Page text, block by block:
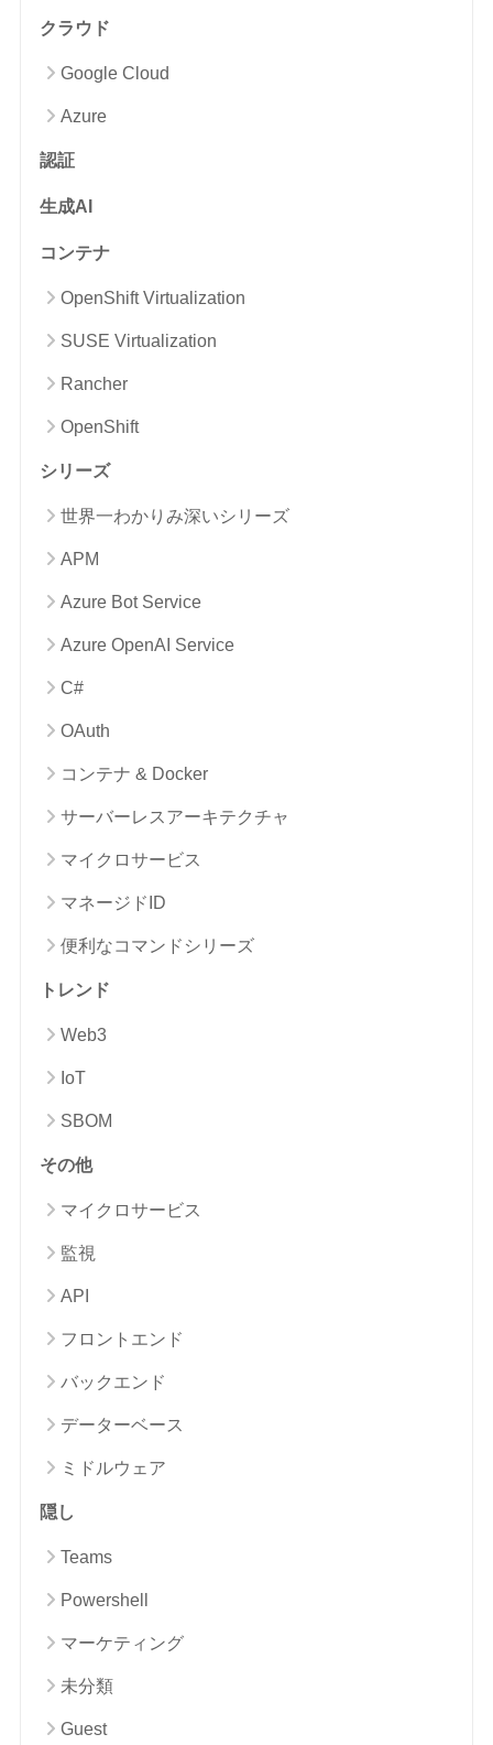
クラウド
Google Cloud
Azure
認証
生成AI
コンテナ
OpenShift Virtualization
SUSE Virtualization
Rancher
OpenShift
シリーズ
世界一わかりみ深いシリーズ
APM
Azure Bot Service
Azure OpenAI Service
C#
OAuth
コンテナ & Docker
サーバーレスアーキテクチャ
マイクロサービス
マネージドID
便利なコマンドシリーズ
トレンド
Web3
IoT
SBOM
その他
マイクロサービス
監視
API
フロントエンド
バックエンド
データーベース
ミドルウェア
隠し
Teams
Powershell
マーケティング
未分類
Guest